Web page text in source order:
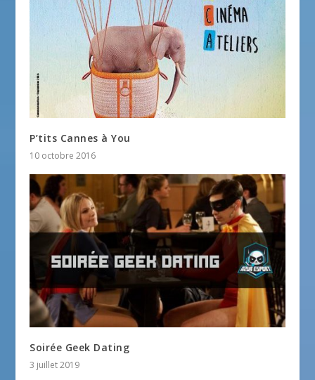
P’tits Cannes à You
10 octobre 2016
Soirée Geek Dating
3 juillet 2019